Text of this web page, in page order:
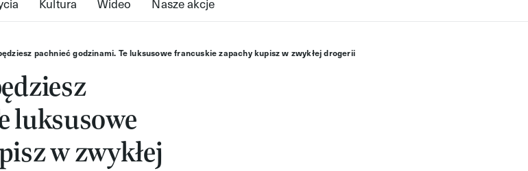
pachnieć godzinami. Te luksusowe francuskie zapachy kupisz w zwykłej drogerii
luksusowe
w zwykłej